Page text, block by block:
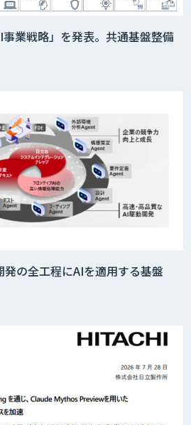
業戦略」を発表。共通基盤整備
の全工程にAIを適用する基盤